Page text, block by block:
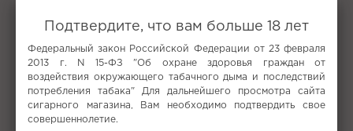
Подтвердите, что вам больше 18 лет
Федеральный закон Российской Федерации от 23 февраля
2013 г. N 15-ФЗ "Об охране здоровья граждан от
воздействия окружающего табачного дыма и последствий
потребления табака" Для дальнейшего просмотра сайта
сигарного магазина, Вам необходимо подтвердить свое
совершеннолетие.